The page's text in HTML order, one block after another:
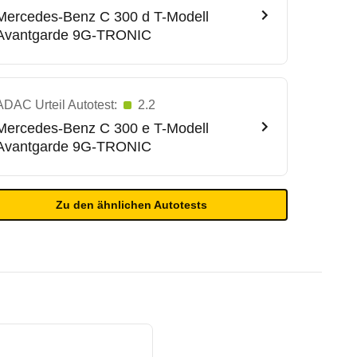
Benz C 300 d T-Modell
9G-TRONIC
Urteil Autotest: 2.2
Benz C 300 e T-Modell
9G-TRONIC
Zu den ähnlichen Autotests